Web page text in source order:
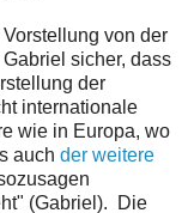
von der
sicher, dass
der
internationale
wie in Europa, wo
auch der weitere
(Gabriel). Die